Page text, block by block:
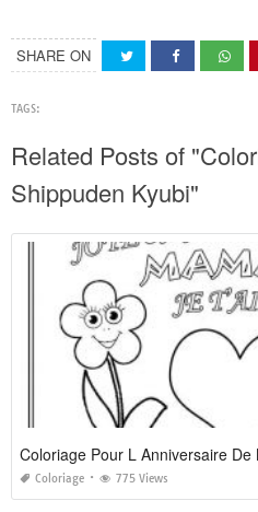
SHARE ON
TAGS:
Related Posts of
Shippuden Kyubi"
Coloriage Pour L Anniversaire De
Coloriage 775 Views